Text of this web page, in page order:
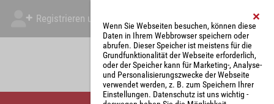
Registrieren und Angebot abgeben Mein Account
Wenn Sie Webseiten besuchen, können diese
Daten in Ihrem Webbrowser speichern oder
abrufen. Dieser Speicher ist meistens für die
Grundfunktionalität der Webseite erforderlich,
oder der Speicher kann für Marketing-, Analyse-
und Personalisierungszwecke der Webseite
verwendet werden, z. B. zum Speichern Ihrer
Einstellungen. Datenschutz ist uns wichtig -